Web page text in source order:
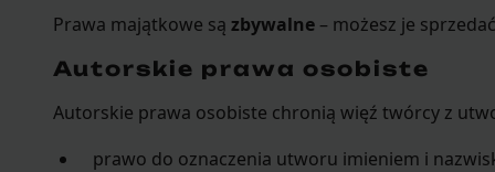
Prawa majątkowe są zbywalne – możesz je
Autorskie prawa osobiste
Autorskie prawa osobiste chronią więź twórcy z
prawo do oznaczenia utworu imieniem i